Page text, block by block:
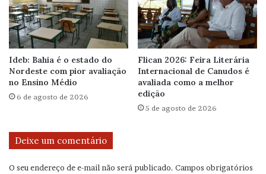
Ideb: Bahia é o estado do
Nordeste com pior avaliação
no Ensino Médio
6 de agosto de 2026
Flican 2026: Feira Literária
Internacional de Canudos é
avaliada como a melhor
edição
5 de agosto de 2026
Deixe um comentário
O seu endereço de e-mail não será publicado. Campos obrigatórios